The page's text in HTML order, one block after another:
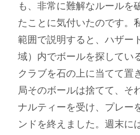
も、非常に難解なルールを
たことに気付いたのです。
範囲で説明すると、ハザー
域）内でボールを探してい
クラブを石の上に当てて置
局そのボールは捨てて、そ
ナルティーを受け、プレー
ンドを終えました。週末に